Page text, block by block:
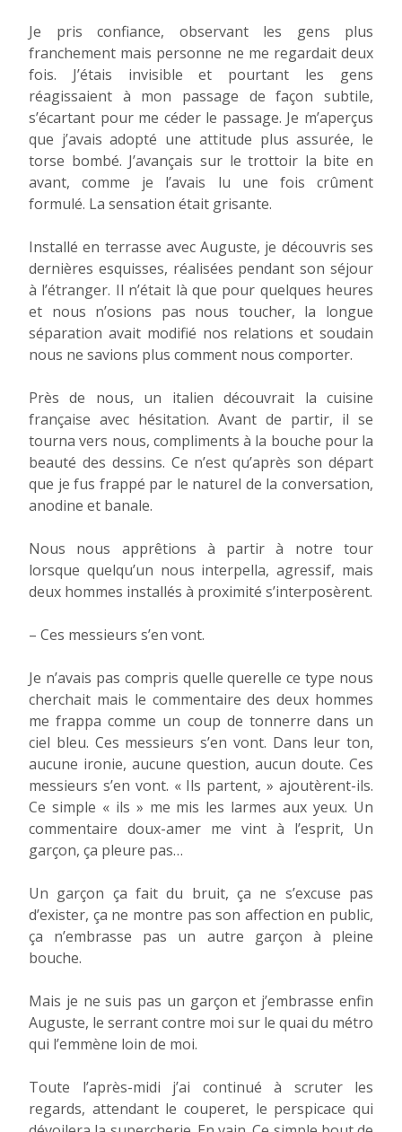
Je pris confiance, observant les gens plus
franchement mais personne ne me regardait deux
fois. J’étais invisible et pourtant les gens
réagissaient à mon passage de façon subtile,
s’écartant pour me céder le passage. Je m’aperçus
que j’avais adopté une attitude plus assurée, le
torse bombé. J’avançais sur le trottoir la bite en
avant, comme je l’avais lu une fois crûment
formulé. La sensation était grisante.
Installé en terrasse avec Auguste, je découvris ses
dernières esquisses, réalisées pendant son séjour
à l’étranger. Il n’était là que pour quelques heures
et nous n’osions pas nous toucher, la longue
séparation avait modifié nos relations et soudain
nous ne savions plus comment nous comporter.
Près de nous, un italien découvrait la cuisine
française avec hésitation. Avant de partir, il se
tourna vers nous, compliments à la bouche pour la
beauté des dessins. Ce n’est qu’après son départ
que je fus frappé par le naturel de la conversation,
anodine et banale.
Nous nous apprêtions à partir à notre tour
lorsque quelqu’un nous interpella, agressif, mais
deux hommes installés à proximité s’interposèrent.
– Ces messieurs s’en vont.
Je n’avais pas compris quelle querelle ce type nous
cherchait mais le commentaire des deux hommes
me frappa comme un coup de tonnerre dans un
ciel bleu. Ces messieurs s’en vont. Dans leur ton,
aucune ironie, aucune question, aucun doute. Ces
messieurs s’en vont. « Ils partent, » ajoutèrent-ils.
Ce simple « ils » me mis les larmes aux yeux. Un
commentaire doux-amer me vint à l’esprit, Un
garçon, ça pleure pas…
Un garçon ça fait du bruit, ça ne s’excuse pas
d’exister, ça ne montre pas son affection en public,
ça n’embrasse pas un autre garçon à pleine
bouche.
Mais je ne suis pas un garçon et j’embrasse enfin
Auguste, le serrant contre moi sur le quai du métro
qui l’emmène loin de moi.
Toute l’après-midi j’ai continué à scruter les
regards, attendant le couperet, le perspicace qui